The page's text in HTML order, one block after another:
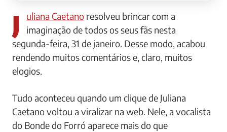
Juliana Caetano resolveu brincar com a
imaginação de todos os seus fãs nesta
segunda-feira, 31 de janeiro. Desse modo, acabou
rendendo muitos comentários e, claro, muitos
elogios.
Tudo aconteceu quando um clique de Juliana
Caetano voltou a viralizar na web. Nele, a vocalista
do Bonde do Forró aparece mais do que